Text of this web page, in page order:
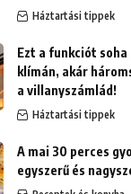
Háztartási tippek
Ezt a funkciót soha
klímán, akár
a villanyszámlád!
Háztartási tippek
A mai 30 perces
egyszerű és